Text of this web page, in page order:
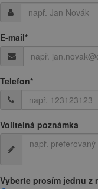
E-mail*
Telefon*
Volitelná poznámka
Vyberte prosím jednu z